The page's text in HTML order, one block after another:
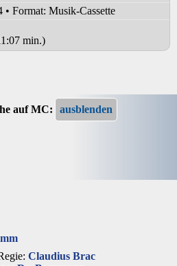
• Format: Musik-Cassette
min.)
auf MC:
Claudius Brac